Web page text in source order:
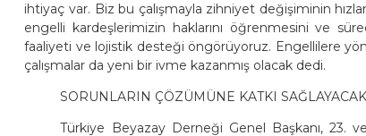
ihtiyaç var. Biz bu çalışmayla zihniyet değişiminin
engelli kardeşlerimizin haklarını öğrenmesini ve
faaliyeti ve lojistik desteği öngörüyoruz. Engellilere
çalışmalar da yeni bir ivme kazanmış olacak dedi.
SORUNLARIN ÇÖZÜMÜNE KATKI SAĞLAYACAK
Türkiye Beyazay Derneği Genel Başkanı,